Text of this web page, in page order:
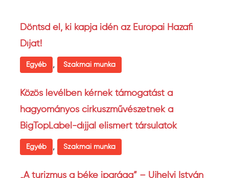
Döntsd el, ki kapja idén az Európai Hazafi
Díjat!
Egyéb , Szakmai munka
Közös levélben kérnek támogatást a
hagyományos cirkuszművészetnek a
BigTopLabel-díjjal elismert társulatok
Egyéb , Szakmai munka
„A turizmus a béke iparága” – Ujhelyi István